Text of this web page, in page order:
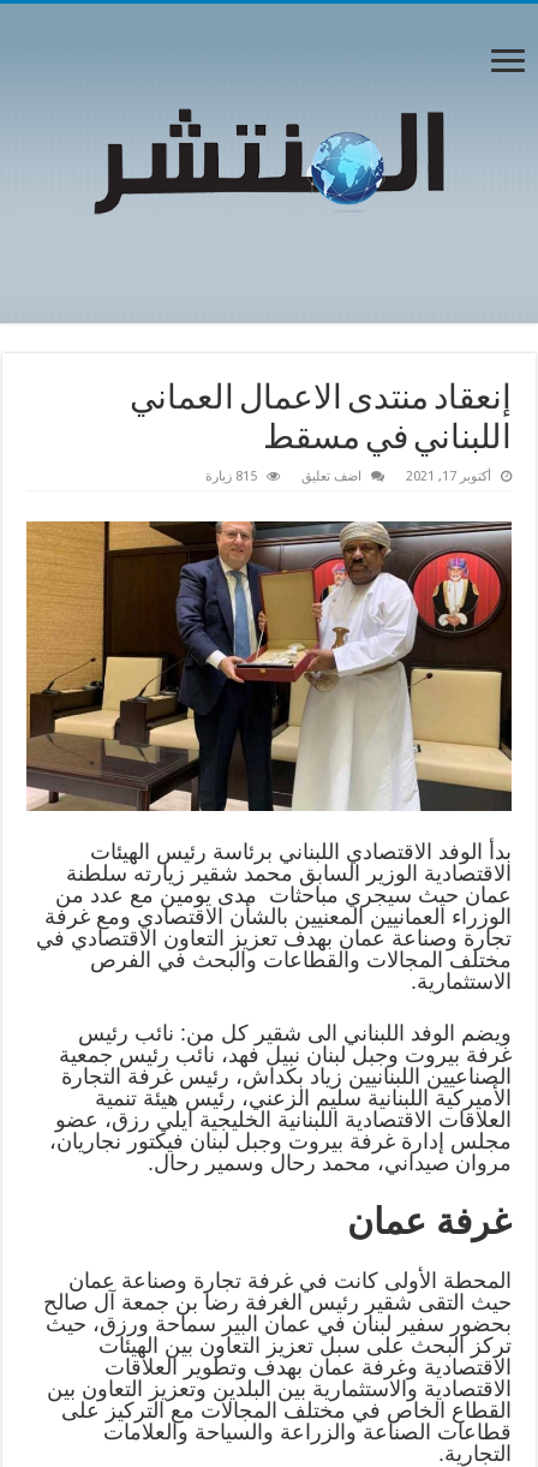
إنعقاد منتدى الاعمال العماني
اللبناني في مسقط
أكتوبر 17, 2021 اضف تعليق 815 زيارة
بدأ الوفد الاقتصادي اللبناني برئاسة رئيس الهيئات
الاقتصادية الوزير السابق محمد ‏شقير زيارته سلطنة
عمان حيث سيجري مباحثات مدى يومين مع عدد ‏من
الوزراء العمانيين المعنيين بالشأن الاقتصادي ومع غرفة
تجارة وصناعة عمان ‏بهدف تعزيز التعاون الاقتصادي في
مختلف المجالات والقطاعات والبحث في ‏الفرص
الاستثمارية‎.‎
ويضم الوفد اللبناني الى شقير كل من: نائب رئيس
غرفة بيروت وجبل لبنان نبيل ‏فهد، نائب رئيس جمعية
الصناعيين اللبنانيين زياد بكداش، رئيس غرفة التجارة
‏الأميركية اللبنانية سليم الزعني، رئيس هيئة تنمية
العلاقات الاقتصادية اللبنانية ‏الخليجية ايلي رزق، عضو
مجلس إدارة غرفة بيروت وجبل لبنان فيكتور ‏نجاريان،
مروان صيداني، محمد رحال وسمير رحال‎.‎
غرفة عمان
المحطة الأولى كانت في غرفة تجارة وصناعة عمان
حيث التقى شقير رئيس ‏الغرفة رضا بن جمعة آل صالح
بحضور سفير لبنان في عمان البير سماحة ‏ورزق، حيث
تركز البحث على سبل تعزيز التعاون بين الهيئات
الاقتصادية وغرفة ‏عمان بهدف وتطوير العلاقات
الاقتصادية والاستثمارية بين البلدين وتعزيز التعاون ‏بين
القطاع الخاص في مختلف المجالات مع التركيز على
قطاعات الصناعة ‏والزراعة والسياحة والعلامات
التجارية‎.‎